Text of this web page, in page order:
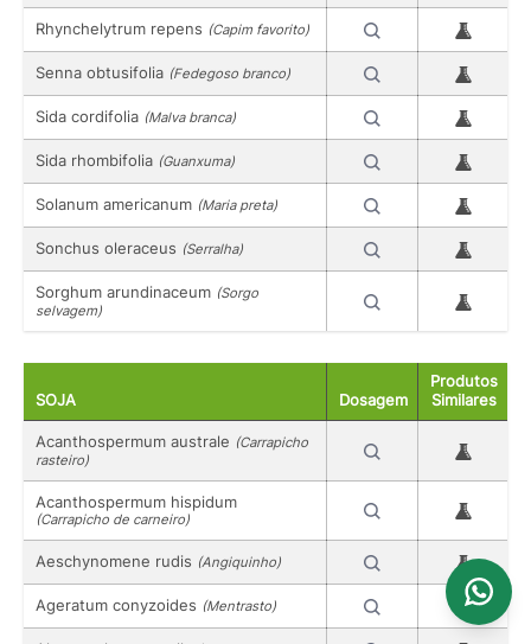
Rhynchelytrum repens (Capim favorito)
Senna obtusifolia (Fedegoso branco)
Sida cordifolia (Malva branca)
Sida rhombifolia (Guanxuma)
Solanum americanum (Maria preta)
Sonchus oleraceus (Serralha)
Sorghum arundinaceum (Sorgo
selvagem)
SOJA Dosagem
Produtos
Similares
Acanthospermum australe (Carrapicho
rasteiro)
Acanthospermum hispidum
(Carrapicho de carneiro)
Aeschynomene rudis (Angiquinho)
Ageratum conyzoides (Mentrasto)